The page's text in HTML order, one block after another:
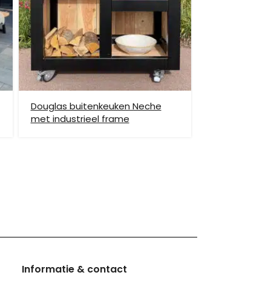
helpen om de goederen op de juiste plek te
locatie te komen, dan dien je dit zelf en op
brengen wij verzendkosten in rekening.
Douglas buitenkeuken Neche
met industrieel frame
Informatie & contact